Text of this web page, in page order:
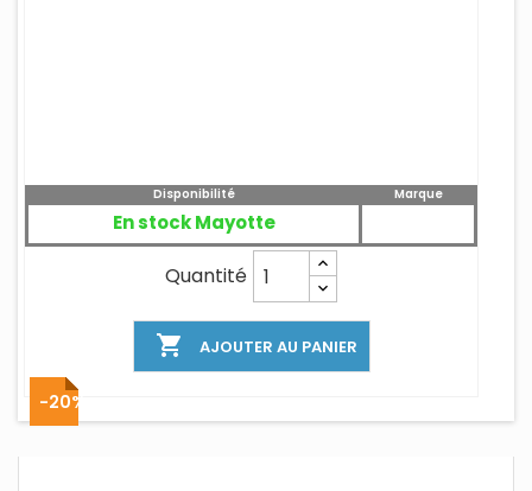
Disponibilité
En stock Mayotte
Marque
Quantité
 AJOUTER AU PANIER
-20%